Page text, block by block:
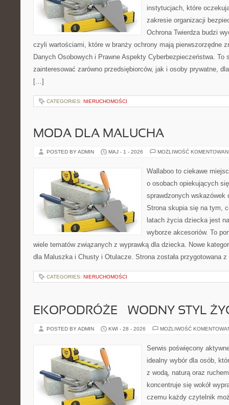
instytucjach, które
zakresie organizacji
Ochrona Twierdza budzi
czyli wartościami, które w branży ochrony mają pierwszorzędne
Danych Osobowych i Prawne Aspekty Cyberbezpieczeństwa. To
zainteresować zarówno przedsiębiorców, jak i osoby prywatne,
[…]
CATEGORIES: NIERUCHOMOŚCI
MODA DLA MALUCHA
POSTED BY ADMIN MAJ - 1 - 2026 MOŻLIWOŚĆ
Wallaboo to ciekawe
o osobach opiekujących
sprawdzonych wskazówek
Strona skupia się na tym,
latach życia dziecka jest
wyborze akcesoriów. To
wiele tematów związanych z wyprawką dla dziecka. Nowe
dla Maluszka i Chusty i Otulacze. Strona została przygotowana
CATEGORIES: NIERUCHOMOŚCI
EKOPODRÓŻE – WODNY STYL
POSTED BY ADMIN KWI - 28 - 2026 MOŻLIWOŚĆ
Serwis poświęcony
idealny wybór dla osób,
z wodą, naturą oraz
koncentruje się wokół
czemu każdy czytelnik